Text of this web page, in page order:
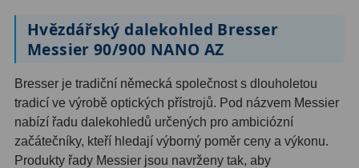
Barlow čočky65
Barlow 2x38
Barlow 3x 12
Barlow 4x3
Hvězdářský dalekohled Bresser
Messier 90/900 NANO AZ
Bresser je tradiční německá společnost s dlouholetou
tradicí ve výrobě optických přístrojů. Pod názvem Messier
nabízí řadu dalekohledů určených pro ambiciózní
začátečníky, kteří hledají výborný poměr ceny a výkonu.
Produkty řady Messier jsou navrženy tak, aby